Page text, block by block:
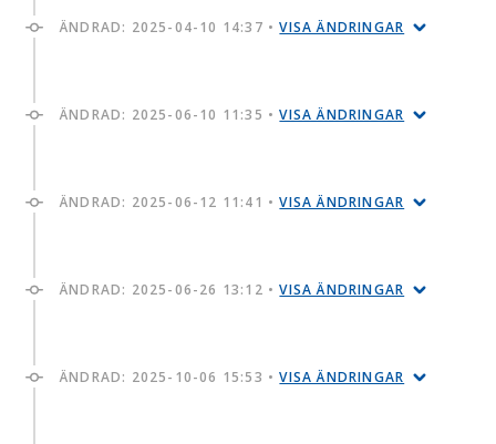
ÄNDRAD: 2025-04-10 14:37 •VISA ÄNDRINGAR
ÄNDRAD: 2025-06-10 11:35 •VISA ÄNDRINGAR
ÄNDRAD: 2025-06-12 11:41 •VISA ÄNDRINGAR
ÄNDRAD: 2025-06-26 13:12 •VISA ÄNDRINGAR
ÄNDRAD: 2025-10-06 15:53 •VISA ÄNDRINGAR